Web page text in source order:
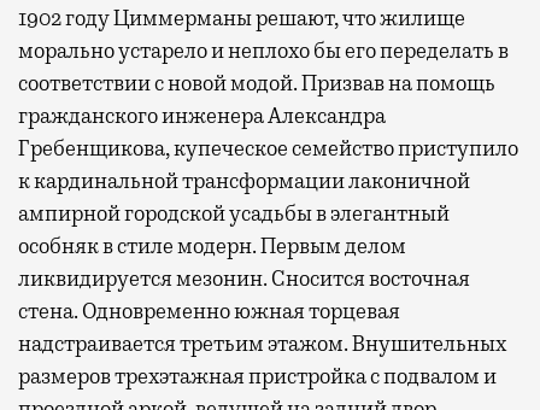
1902 году Циммерманы решают, что жилище
морально устарело и неплохо бы его переделать в
соответствии с новой модой. Призвав на помощь
гражданского инженера Александра
Гребенщикова, купеческое семейство приступило
к кардинальной трансформации лаконичной
ампирной городской усадьбы в элегантный
особняк в стиле модерн. Первым делом
ликвидируется мезонин. Сносится восточная
стена. Одновременно южная торцевая
надстраивается третьим этажом. Внушительных
размеров трехэтажная пристройка с подвалом и